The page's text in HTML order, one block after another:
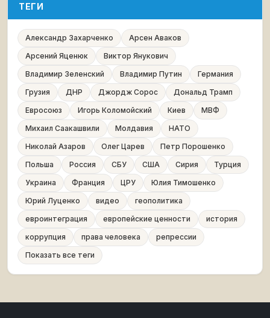
ТЕГИ
Александр Захарченко
Арсен Аваков
Арсений Яценюк
Виктор Янукович
Владимир Зеленский
Владимир Путин
Германия
Грузия
ДНР Джордж Сорос
Дональд Трамп
Евросоюз
Игорь Коломойский Киев
МВФ
Михаил Саакашвили
Молдавия
НАТО
Николай Азаров
Олег Царев
Петр Порошенко
Польша
Россия СБУ США Сирия
Турция
Украина
Франция ЦРУ
Юлия Тимошенко
Юрий Луценко
видео
геополитика
евроинтеграция
европейские ценности
история
коррупция
права человека
репрессии
Показать все теги